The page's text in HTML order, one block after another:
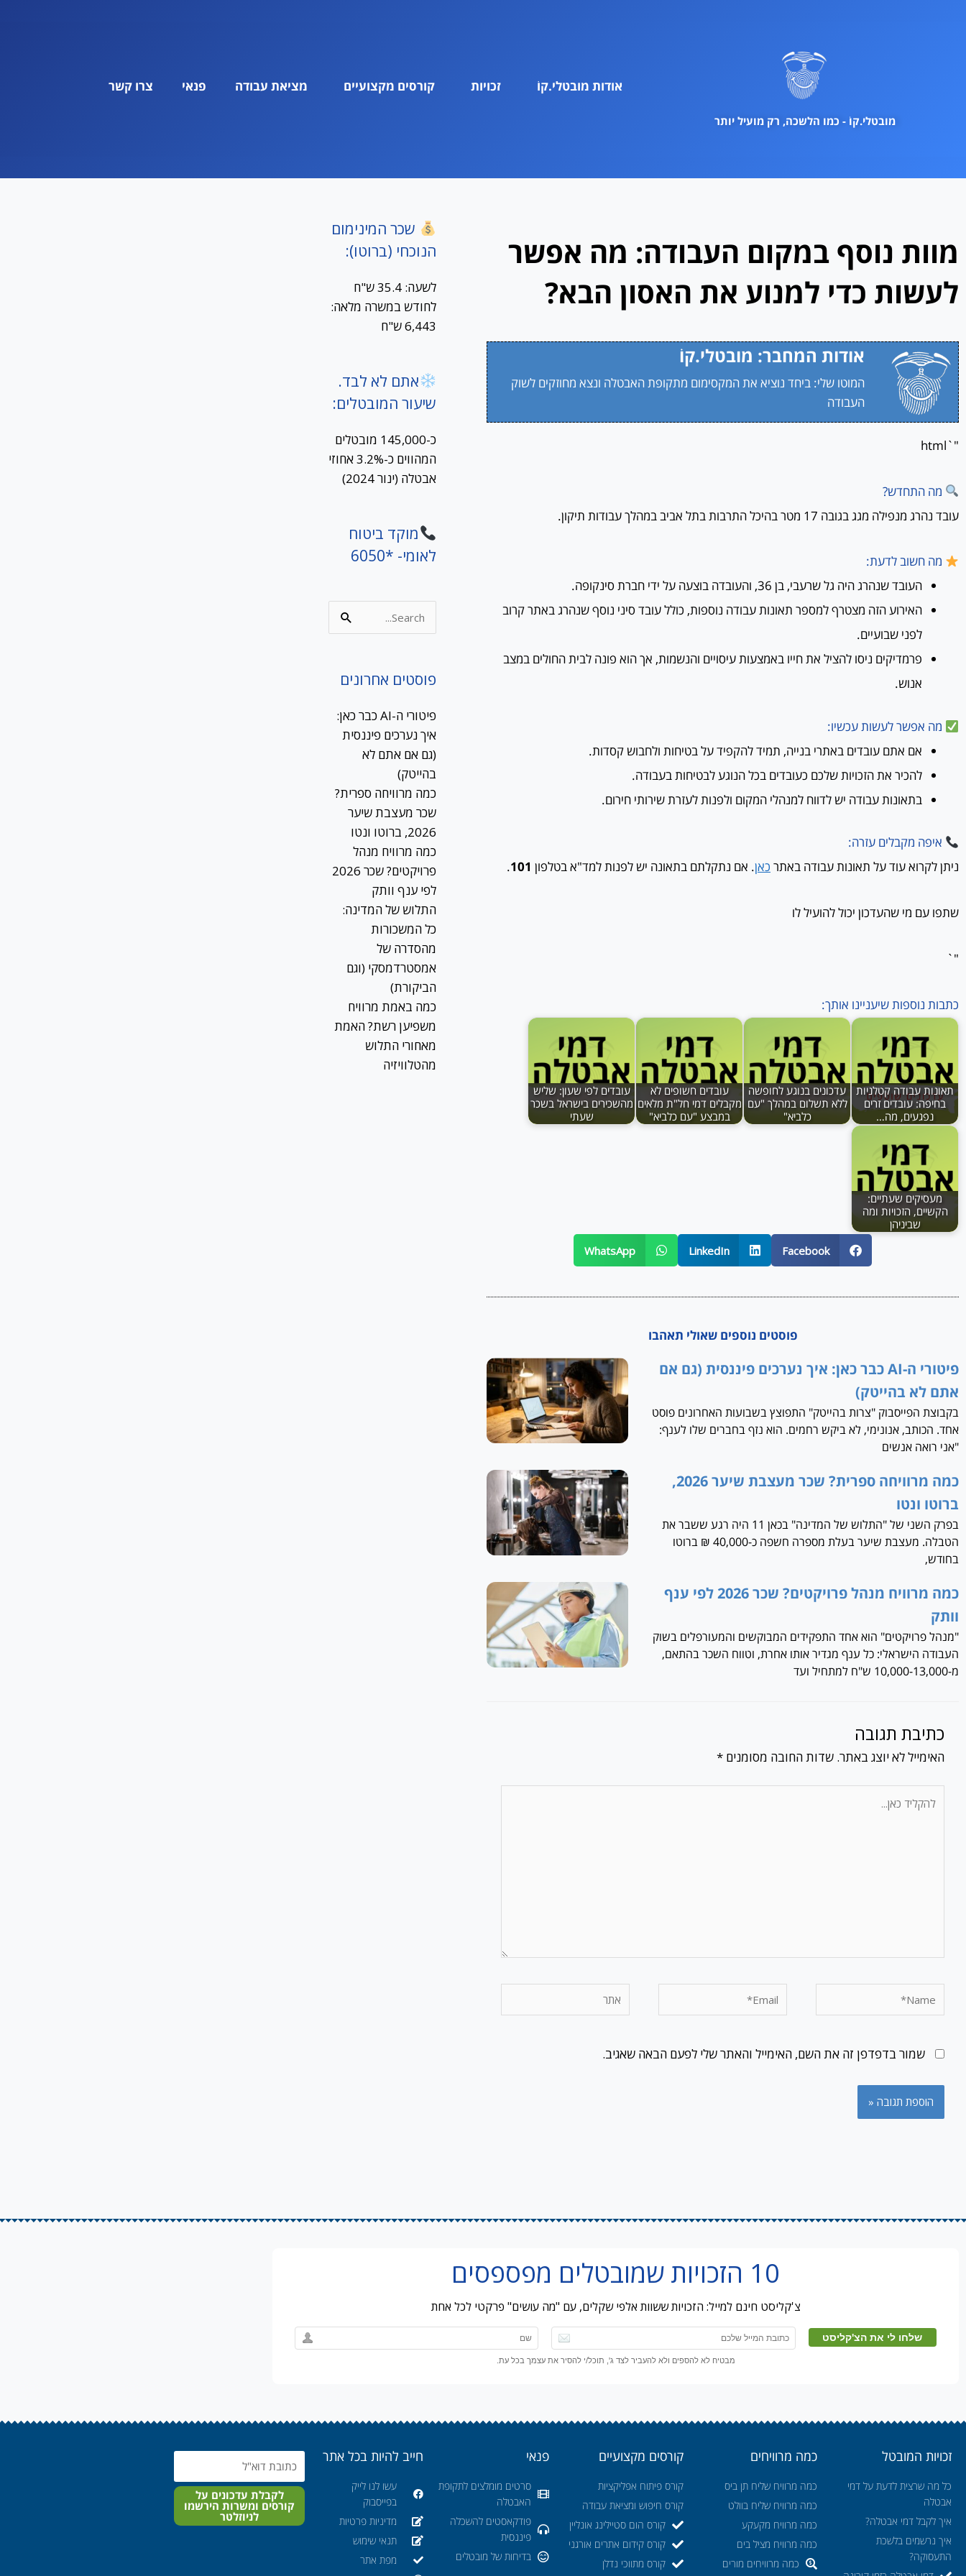
מובטלי.קוֹ - כמו הלשכה, רק מועיל יותר
אודות מובטלי.קוֹ זכויות קורסים מקצועיים מציאת עבודה פנאי צרו קשר
מוות נוסף במקום העבודה: מה אפשר
לעשות כדי למנוע את האסון הבא?
אודות המחבר: מובטלי.קוֹ
המוטו שלי: ביחד נוציא את המקסימום מתקופת האבטלה ונצא מחוזקים לשוק
העבודה
"`html
מה התחדש?
עובד נהרג מנפילה מגג בגובה 17 מטר בהיכל התרבות בתל אביב במהלך עבודות תיקון.
מה חשוב לדעת:
העובד שנהרג היה גל שרעבי, בן 36, והעובדה בוצעה על ידי חברת סינקופה.
האירוע הזה מצטרף למספר תאונות עבודה נוספות, כולל עובד סיני נוסף שנהרג באתר קרוב
לפני שבועיים.
פרמדיקים ניסו להציל את חייו באמצעות עיסויים והנשמות, אך הוא פונה לבית החולים במצב
אנוש.
מה אפשר לעשות עכשיו:
אם אתם עובדים באתרי בנייה, תמיד להקפיד על בטיחות ולחבוש קסדות.
להכיר את הזכויות שלכם כעובדים בכל הנוגע לבטיחות בעבודה.
בתאונות עבודה יש לדווח למנהלי המקום ולפנות לעזרת שירותי חירום.
איפה מקבלים עזרה:
ניתן לקרוא עוד על תאונות עבודה באתר כאן. אם נתקלתם בתאונה יש לפנות למד"א בטלפון 101
.
שתפו עם מי שהעדכון יכול להועיל לו
"`
כתבות נוספות שיעניינו אותך:
תאונות עבודה קטלניות
בחיפה: עובדים זרים
נפגעים, מה…
עדכונים בנוגע לחופשה
ללא תשלום במהלך "עם
כלביא"
עובדים חשופים לא
מקבלים דמי חל"ת מלאים
במבצע "עם כלביא"
עובדים לפי שעון: שליש
מהשכירים בישראל בשכר
שעתי
מעסיקים שעתיים:
הקשיים, הזכויות ומה
שביניהן
Facebook
LinkedIn
WhatsApp
פוסטים נוספים שאולי תאהבו
פיטורי ה-AI כבר כאן: איך נערכים פיננסית (גם אם
אתם לא בהייטק)
בקבוצת הפייסבוק "צרות בהייטק" התפוצץ בשבועות האחרונים פוסט
אחד. הכותב, אנונימי, לא ביקש רחמים. הוא נזף בחברים שלו לענף:
"אני רואה אנשים
כמה מרוויחה ספרית? שכר מעצבת שיער 2026,
ברוטו ונטו
בפרק השני של "התלוש של המדינה" בכאן 11 היה רגע ששבר את
הטבלה. מעצבת שיער בעלת מספרה חשפה כ-40,000 ₪ ברוטו
בחודש,
כמה מרוויח מנהל פרויקטים? שכר 2026 לפי ענף
וותק
"מנהל פרויקטים" הוא אחד התפקידים המבוקשים והמעורפלים בשוק
העבודה הישראלי: כל ענף מגדיר אותו אחרת, וטווח השכר בהתאם,
מ-10,000-13,000 ש"ח למתחיל ועד
כתיבת תגובה
האימייל לא יוצג באתר. שדות החובה מסומנים *
Name*
Email* אתר
שמור בדפדפן זה את השם, האימייל והאתר שלי לפעם הבאה שאגיב.
שכר המינימום
הנוכחי (ברוטו):
לשעה: 35.4 ש"ח
לחודש במשרה מלאה:
6,443 ש"ח
אתם לא לבד.
שיעור המובטלים:
כ-145,000 מובטלים
המהווים כ-3.2% אחוזי
אבטלה (ינור 2024)
מוקד ביטוח
לאומי- *6050
Search
for:
פוסטים אחרונים
פיטורי ה-AI כבר כאן:
איך נערכים פיננסית
(גם אם אתם לא
בהייטק)
כמה מרוויחה ספרית?
שכר מעצבת שיער
2026, ברוטו ונטו
כמה מרוויח מנהל
פרויקטים? שכר 2026
לפי ענף וותק
התלוש של המדינה:
כל המשכורות
מהסדרה של
אמסטרדמסקי (וגם
הביקורת)
כמה באמת מרוויח
משפיען רשת? האמת
מאחורי התלוש
מהטלוויזיה
10 הזכויות שמובטלים מפספסים
צ'קליסט חינם למייל: הזכויות ששוות אלפי שקלים, עם "מה עושים" פרקטי לכל אחת
מבטיח לא להספים ולא להעביר לצד ג', תוכל/י להסיר את עצמך בכל עת.
זכויות המובטל
כל מה שרצית לדעת על דמי
אבטלה
איך לקבל דמי אבטלה?
איך נרשמים בלשכת
התעסוקה?
כמה מרוויחים
כמה מרוויח שליח תן ביס
כמה מרוויח שליח בוולט
כמה מרוויח מקעקע
כמה מרוויח מציל בים
כמה מרוויחים מורים
קורסים מקצועיים
קורס פיתוח אפליקציות
קורס חיפוש ומציאת עבודה
קורס הום סטיילינג אונליין
קורס קידום אתרים אורגני
קורס מתווכי נדלן
פנאי
סרטים מומלצים לתקופת
האבטלה
פודקאסטים להשכלה
פיננסית
בדיחות של מובטלים
חייב להיות בכל אתר
עשו לנו לייק
בפייסבוק
מדיניות פרטיות
תנאי שימוש
מפת אתר
Email
לקבלת עדכונים על
קורסים ומשרות הירשמו
לניוזלטר